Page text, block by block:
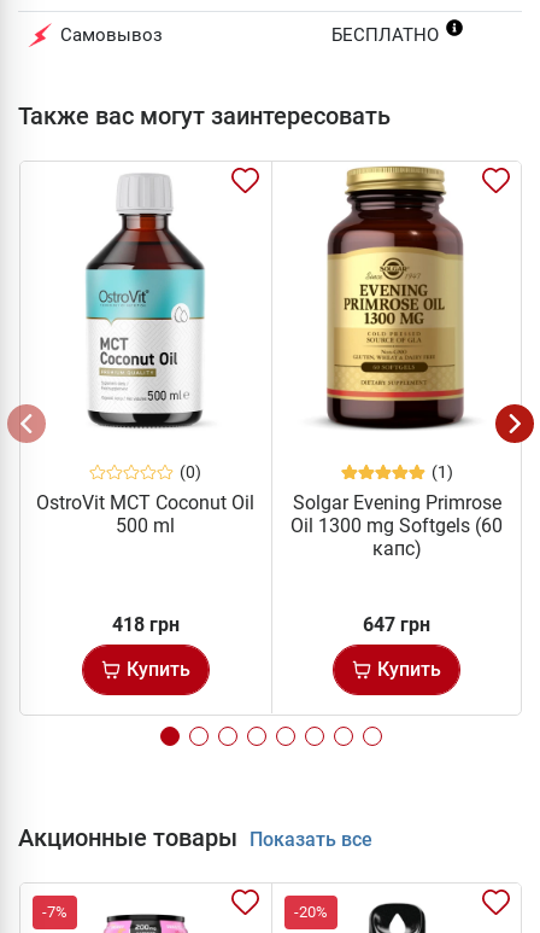
Самовывоз БЕСПЛАТНО
Также вас могут заинтересовать
(0)
OstroVit MCT Coconut Oil
500 ml
418 грн
Купить
(1)
Solgar Evening Primrose
Oil 1300 mg Softgels (60
капс)
647 грн
Купить
Акционные товары Показать все
-7% -20%